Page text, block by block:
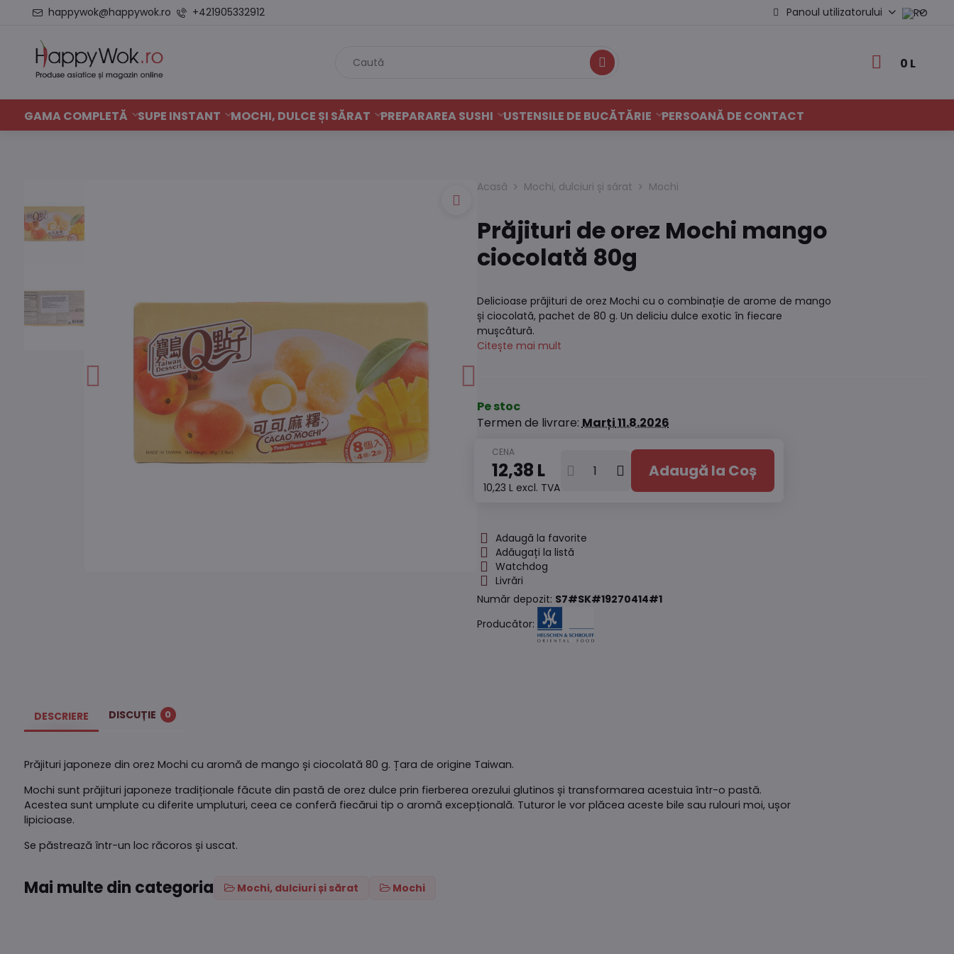
happywok@happywok.ro +421905332912 Panoul utilizatorului
Caută 0 L
GAMA COMPLETĂ SUPE INSTANT MOCHI, DULCE ȘI SĂRAT PREPARAREA SUSHI USTENSILE DE BUCĂTĂRIE PERSOANĂ DE CONTACT
Acasă Mochi, dulciuri și sărat Mochi
Prăjituri de orez Mochi mango
ciocolată 80g
Delicioase prăjituri de orez Mochi cu o combinație de arome de mango
și ciocolată, pachet de 80 g. Un deliciu dulce exotic în fiecare
mușcătură.
Citește mai mult
Pe stoc
Termen de livrare:Marți11.8.2026
12,38 L
10,23 L excl. TVA
Adaugă la Coș
Adaugă la favorite
Adăugați la listă
Watchdog
Livrări
Număr depozit: S7#SK#19270414#1
Producător:
DESCRIERE DISCUȚIE 0
Prăjituri japoneze din orez Mochi cu aromă de mango și ciocolată 80 g. Țara de origine Taiwan.
Mochi sunt prăjituri japoneze tradiționale făcute din pastă de orez dulce prin fierberea orezului glutinos și transformarea acestuia într-o pastă.
Acestea sunt umplute cu diferite umpluturi, ceea ce conferă fiecărui tip o aromă excepțională. Tuturor le vor plăcea aceste bile sau rulouri moi, ușor
lipicioase.
Se păstrează într-un loc răcoros și uscat.
Mai multe din categoria Mochi, dulciuri și sărat Mochi